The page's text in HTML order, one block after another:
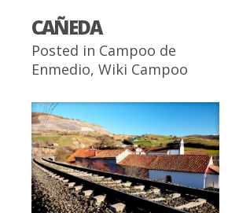
CAÑEDA
Posted in Campoo de
Enmedio, Wiki Campoo